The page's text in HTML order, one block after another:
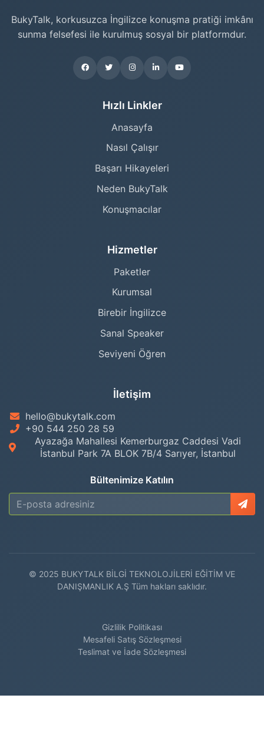
BukyTalk, korkusuzca İngilizce konuşma pratiği imkânı
sunma felsefesi ile kurulmuş sosyal bir platformdur.
Hızlı Linkler
Anasayfa
Nasıl Çalışır
Başarı Hikayeleri
Neden BukyTalk
Konuşmacılar
Hizmetler
Paketler
Kurumsal
Birebir İngilizce
Sanal Speaker
Seviyeni Öğren
İletişim
hello@bukytalk.com
+90 544 250 28 59
Ayazağa Mahallesi Kemerburgaz Caddesi Vadi
İstanbul Park 7A BLOK 7B/4 Sarıyer, İstanbul
Bültenimize Katılın
© 2025 BUKYTALK BİLGİ TEKNOLOJİLERİ EĞİTİM VE
DANIŞMANLIK A.Ş Tüm hakları saklıdır.
Gizlilik Politikası
Mesafeli Satış Sözleşmesi
Teslimat ve İade Sözleşmesi